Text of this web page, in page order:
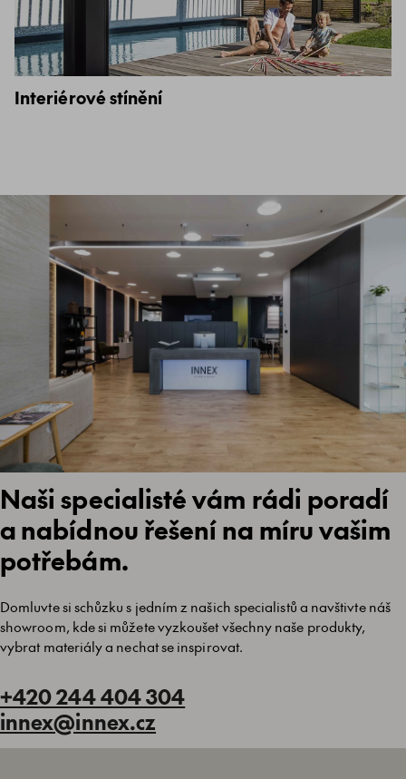
Interiérové stínění
Naši specialisté vám rádi poradí
a nabídnou řešení na míru vašim
potřebám.
Domluvte si schůzku s jedním z našich specialistů a navštivte náš
showroom, kde si můžete vyzkoušet všechny naše produkty,
vybrat materiály a nechat se inspirovat.
+420 244 404 304
innex@innex.cz